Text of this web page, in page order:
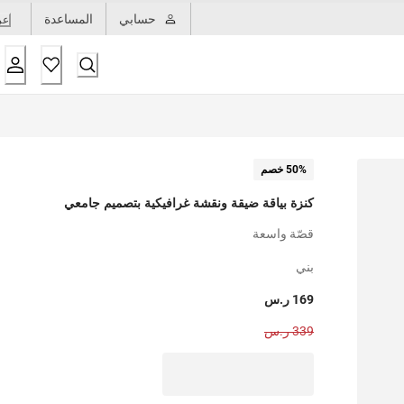
حسابي المساعدة
50% خصم
كنزة بياقة ضيقة ونقشة غرافيكية بتصميم جامعي
قصّة واسعة
بني
169 ر.س
339 ر.س